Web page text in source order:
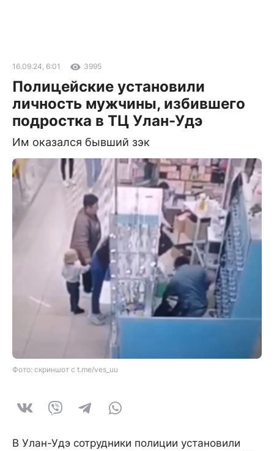
16.09.24, 6:01 3995
Полицейские установили
личность мужчины, избившего
подростка в ТЦ Улан-Удэ
Им оказался бывший зэк
Фото: скриншот с t.me/ves_uu
В Улан-Удэ сотрудники полиции установили